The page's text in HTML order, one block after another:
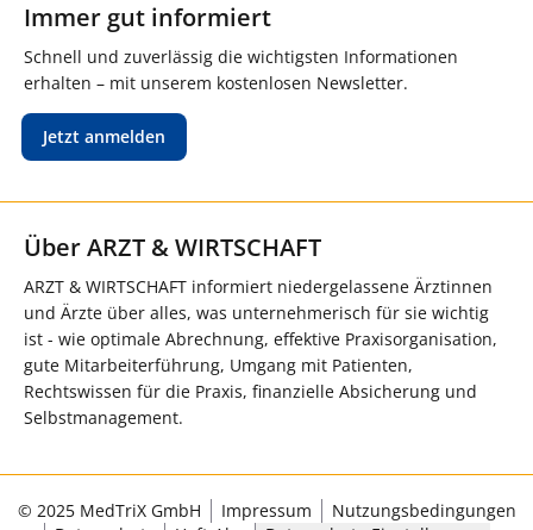
Immer gut informiert
Schnell und zuverlässig die wichtigsten Informationen
erhalten – mit unserem kostenlosen Newsletter.
Jetzt anmelden
Über ARZT & WIRTSCHAFT
ARZT & WIRTSCHAFT informiert niedergelassene Ärztinnen
und Ärzte über alles, was unternehmerisch für sie wichtig
ist - wie optimale Abrechnung, effektive Praxisorganisation,
gute Mitarbeiterführung, Umgang mit Patienten,
Rechtswissen für die Praxis, finanzielle Absicherung und
Selbstmanagement.
© 2025 MedTriX GmbH Impressum
Nutzungsbedingungen